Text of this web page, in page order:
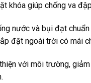
khóa giúp chống va
nước và bụi đạt
đặt ngoài trời có mái
với môi trường,